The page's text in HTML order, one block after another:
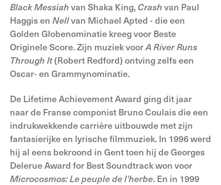
Black Messiah van Shaka King, Crash van Paul
Haggis en Nellvan Michael Apted - die een
Golden Globenominatie kreeg voor Beste
Originele Score. Zijn muziek voorA River Runs
Through It(Robert Redford) ontving zelfs een
Oscar- en Grammynominatie.
De Lifetime Achievement Award ging dit jaar
naar de Franse componist Bruno Coulais die een
indrukwekkende carrière uitbouwde met zijn
fantasierijke en lyrische filmmuziek. In 1996 werd
hij al eens bekroond in Gent toen hij de Georges
Delerue Award for Best Soundtrack won voor
Microcosmos: Le peuple de l'herbe. En in 1999